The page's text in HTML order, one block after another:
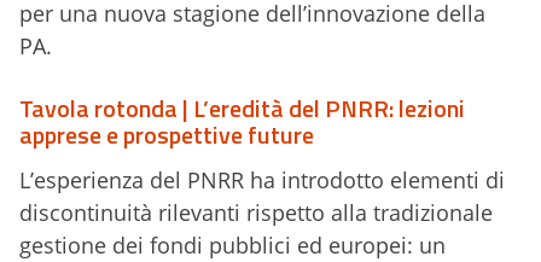
per una nuova stagione dell’innovazione della
PA.
Tavola rotonda | L’eredità del PNRR: lezioni
apprese e prospettive future
L’esperienza del PNRR ha introdotto elementi di
discontinuità rilevanti rispetto alla tradizionale
gestione dei fondi pubblici ed europei: un